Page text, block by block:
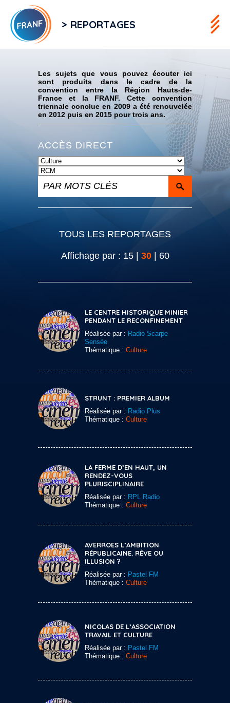
> REPORTAGES
Les sujets que vous pouvez écouter ici
sont produits dans le cadre de la
convention entre la Région Hauts-de-
France et la FRANF. Cette convention
triennale conclue en 2009 a été renouvelée
en 2012 puis en 2015 pour trois ans.
ACCÈS DIRECT
TOUS LES REPORTAGES
Affichage par : 15| 30| 60
LE CENTRE HISTORIQUE MINIER
PENDANT LE RECONFINEMENT
Réalisée par : Radio Scarpe
Sensée
Thématique : Culture
STRUNT : PREMIER ALBUM
Réalisée par : Radio Plus
Thématique : Culture
LA FERME D’EN HAUT, UN
RENDEZ-VOUS
PLURISCIPLINAIRE
Réalisée par : RPL Radio
Thématique : Culture
AVERROES L’AMBITION
RÉPUBLICAINE. RÊVE OU
ILLUSION ?
Réalisée par : Pastel FM
Thématique : Culture
NICOLAS DE L’ASSOCIATION
TRAVAIL ET CULTURE
Réalisée par : Pastel FM
Thématique : Culture